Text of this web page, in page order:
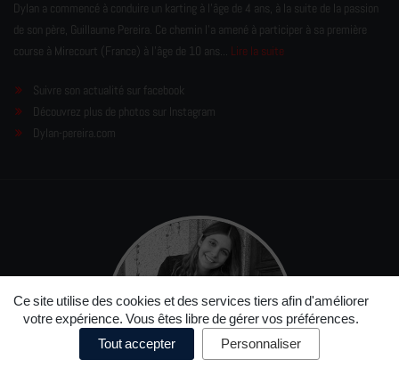
Dylan a commencé à conduire un karting à l’âge de 4 ans, à la suite de la passion
de son père, Guillaume Pereira. Ce chemin l'a amené à participer à sa première
course à Mirecourt (France) à l'âge de 10 ans... Lire la suite
Suivre son actualité sur facebook
Découvrez plus de photos sur Instagram
Dylan-pereira.com
Ce site utilise des cookies et des services tiers afin d'améliorer
votre expérience. Vous êtes libre de gérer vos préférences.
Tout accepter
Personnaliser